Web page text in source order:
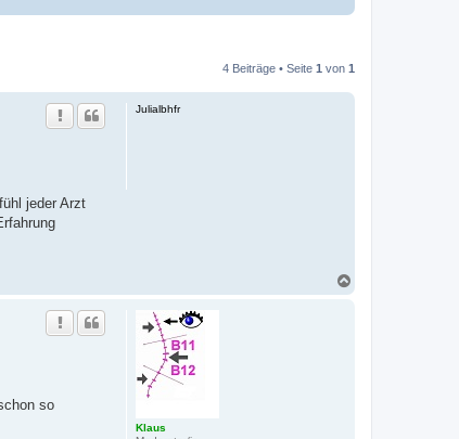
4 Beiträge • Seite 1 von 1
Julialbhfr
jeder Arzt
Klaus
so